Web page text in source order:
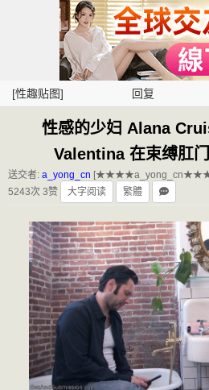
[性趣贴图] 回复
性感的少妇 Alana
Valentina 在束缚肛
送交者: a_yong_cn
5243次 3赞
大字阅读 繁體